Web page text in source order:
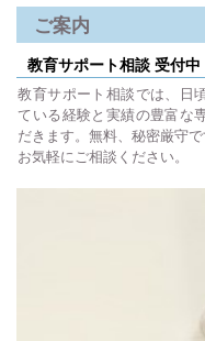
ご案内
教育サポート相談 受付中
教育サポート相談では、日
ている経験と実績の豊富な
だきます。無料、秘密厳守で
お気軽にご相談ください。